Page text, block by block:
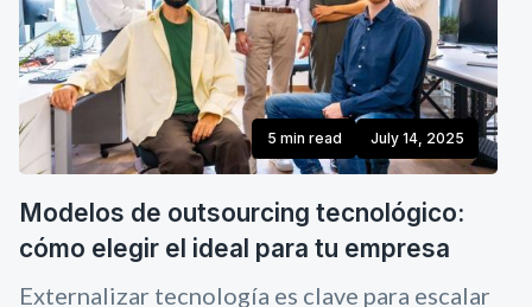
5 min read July 14, 2025
Modelos de outsourcing tecnológico:
cómo elegir el ideal para tu empresa
Externalizar tecnología es clave para escalar